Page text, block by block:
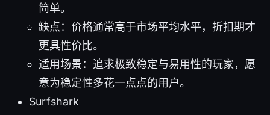
简单。
缺点：价格通常高于市场平均水平，折扣期才
更具性价比。
适用场景：追求极致稳定与易用性的玩家，愿
意为稳定性多花一点点的用户。
Surfshark